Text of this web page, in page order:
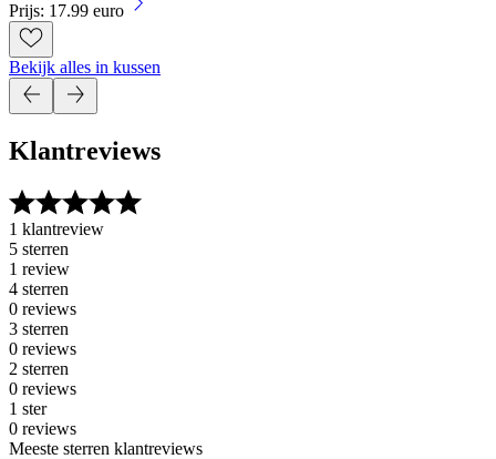
Prijs: 17.99 euro
Bekijk alles in kussen
Klantreviews
1 klantreview
5 sterren
1 review
4 sterren
0 reviews
3 sterren
0 reviews
2 sterren
0 reviews
1 ster
0 reviews
Meeste sterren klantreviews